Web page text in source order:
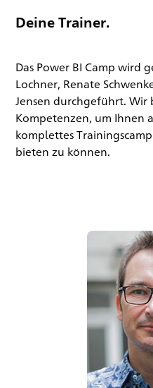
Deine Trainer.
Das Power BI Camp wird
Lochner, Renate
Jensen durchgeführt. Wir
Kompetenzen, um Ihnen
komplettes
bieten zu können.